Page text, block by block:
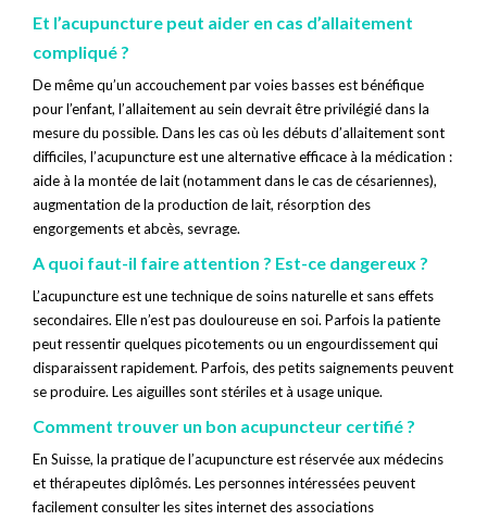
Et l’acupuncture peut aider en cas d’allaitement
compliqué ?
De même qu’un accouchement par voies basses est bénéfique
pour l’enfant, l’allaitement au sein devrait être privilégié dans la
mesure du possible. Dans les cas où les débuts d’allaitement sont
difficiles, l’acupuncture est une alternative efficace à la médication :
aide à la montée de lait (notamment dans le cas de césariennes),
augmentation de la production de lait, résorption des
engorgements et abcès, sevrage.
A quoi faut-il faire attention ? Est-ce dangereux ?
L’acupuncture est une technique de soins naturelle et sans effets
secondaires. Elle n’est pas douloureuse en soi. Parfois la patiente
peut ressentir quelques picotements ou un engourdissement qui
disparaissent rapidement. Parfois, des petits saignements peuvent
se produire. Les aiguilles sont stériles et à usage unique.
Comment trouver un bon acupuncteur certifié ?
En Suisse, la pratique de l’acupuncture est réservée aux médecins
et thérapeutes diplômés. Les personnes intéressées peuvent
facilement consulter les sites internet des associations